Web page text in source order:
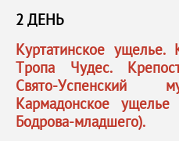
2 ДЕНЬ
Куртатинское ущелье.
Тропа Чудес.
Свято-Успенский
Кармадонское
Бодрова-младшего).